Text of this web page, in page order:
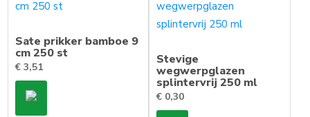
Sate prikker bamboe 9
cm 250 st
€ 3,51
Stevige
wegwerpglazen
splintervrij 250 ml
€ 0,30